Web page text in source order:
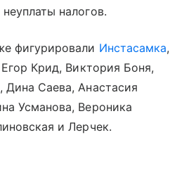
налогов.
фигурировали Инстасамка,
Егор Крид, Виктория Боня,
Дина Саева, Анастасия
Усманова, Вероника
и Лерчек.